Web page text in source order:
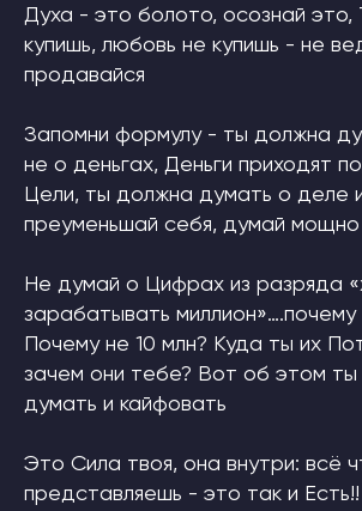
Духа - это болото, осознай это,
купишь, любовь не купишь - не
продавайся
Запомни формулу - ты должна
не о деньгах, Деньги приходят
Цели, ты должна думать о деле
преуменьшай себя, думай
Не думай о Цифрах из разряда
зарабатывать миллион»….почему
Почему не 10 млн? Куда ты их
зачем они тебе? Вот об этом
думать и кайфовать
Это Сила твоя, она внутри: всё
представляешь - это так и